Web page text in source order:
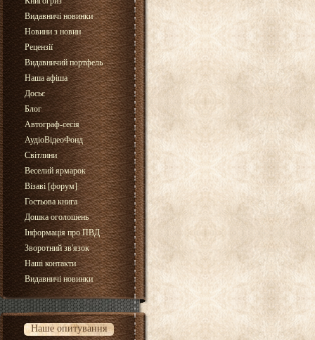
Видавничі новинки
Новини з новин
Рецензії
Видавничий портфель
Наша афіша
Досьє
Блог
Автограф-сесія
АудіоВідеоФонд
Світлини
Веселий ярмарок
Візаві [форум]
Гостьова книга
Дошка оголошень
Інформація про ПВД
Зворотний зв'язок
Наші контакти
Видавничі новинки
Наше опитування